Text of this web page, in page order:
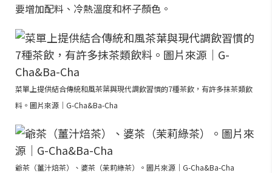
要增加配料、冷熱溫度和杯子顏色。
菜單上提供結合傳統和風茶葉與現代調飲習慣的7種茶飲，有許多抹茶類飲
料。圖片來源｜G-Cha&Ba-Cha
爺茶（薑汁焙茶）、婆茶（茉莉綠茶）。圖片來源｜G-Cha&Ba-Cha